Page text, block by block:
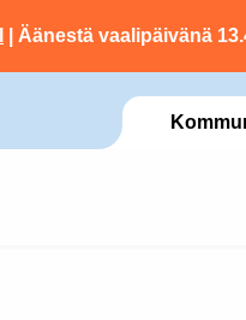
| Äänestä vaalipäivänä